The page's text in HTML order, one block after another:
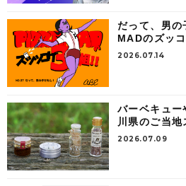
だって、男
MADのズッ
2026.07.14
バーベキュー
川県のご当地
2026.07.09